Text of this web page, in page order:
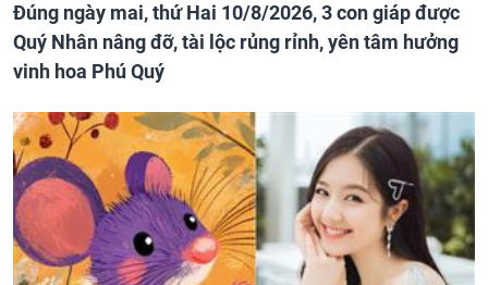
Đúng ngày mai, thứ Hai 10/8/2026, 3 con giáp được
Quý Nhân nâng đỡ, tài lộc rủng rỉnh, yên tâm hưởng
vinh hoa Phú Quý